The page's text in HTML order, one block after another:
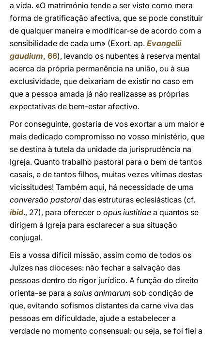
a vida. «O matrimónio tende a ser visto como mera
forma de gratificação afectiva, que se pode constituir
de qualquer maneira e modificar-se de acordo com a
sensibilidade de cada um» (Exort. ap. Evangelii
gaudium, 66), levando os nubentes à reserva mental
acerca da própria permanência na união, ou à sua
exclusividade, que deixariam de existir no caso em
que a pessoa amada já não realizasse as próprias
expectativas de bem-estar afectivo.
Por conseguinte, gostaria de vos exortar a um maior e
mais dedicado compromisso no vosso ministério, que
se destina à tutela da unidade da jurisprudência na
Igreja. Quanto trabalho pastoral para o bem de tantos
casais, e de tantos filhos, muitas vezes vítimas destas
vicissitudes! Também aqui, há necessidade de uma
conversão pastoral das estruturas eclesiásticas (cf.
ibid., 27), para oferecer o opus iustitiae a quantos se
dirigem à Igreja para esclarecer a sua situação
conjugal.
Eis a vossa difícil missão, assim como de todos os
Juízes nas dioceses: não fechar a salvação das
pessoas dentro do rigor jurídico. A função do direito
orienta-se para a salus animarum sob condição de
que, evitando sofismos distantes da carne viva das
pessoas em dificuldade, ajude a estabelecer a
verdade no momento consensual: ou seja, se foi fiel a